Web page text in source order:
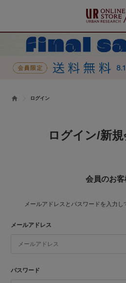
ログイン
ログイン/新
会員のお客
メールアドレスとパスワードを入力し
メールアドレス
パスワード